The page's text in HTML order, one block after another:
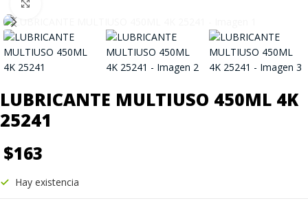
LUBRICANTE MULTIUSO 450ML 4K
25241
$163
Hay existencia